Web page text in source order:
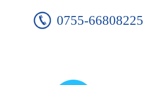
0755-66808225